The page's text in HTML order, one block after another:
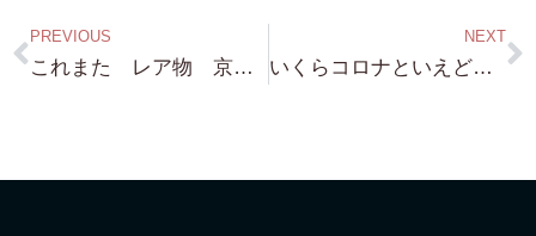
PREVIOUS
これまた レア物 京都 清水寺 清水道に面した 邸宅 49,800万円 これまた立地は最高ですね。かなり凝った造りの家です。
NEXT
いくらコロナといえど・・やはり老舗は強いですね・・祇園・祇園新橋・木屋町・先斗町・・色々 売り物件はあれど・・